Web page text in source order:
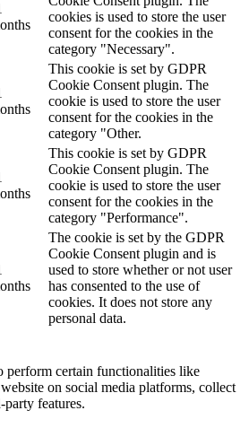
cookies is used to store the user
consent for the cookies in the
category "Necessary".
This cookie is set by GDPR
Cookie Consent plugin. The
cookie is used to store the user
consent for the cookies in the
category "Other.
This cookie is set by GDPR
Cookie Consent plugin. The
cookie is used to store the user
consent for the cookies in the
category "Performance".
The cookie is set by the GDPR
Cookie Consent plugin and is
used to store whether or not user
has consented to the use of
cookies. It does not store any
personal data.
perform certain functionalities like
on social media platforms, collect
features.